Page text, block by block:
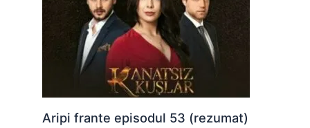
Aripi frante episodul 53 (rezumat)